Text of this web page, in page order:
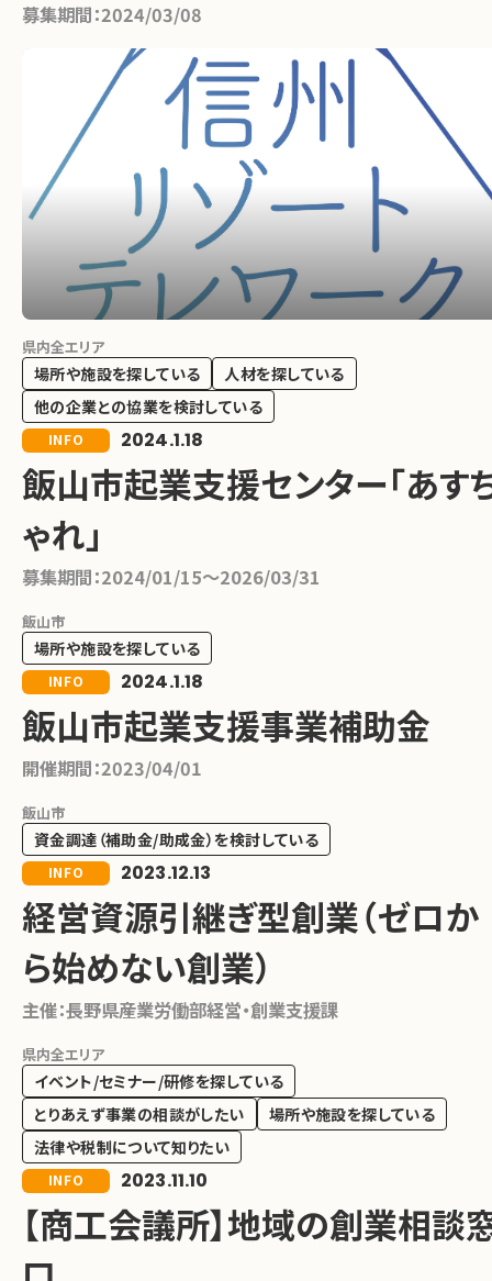
募集期間：2024/03/08
県内全エリア
場所や施設を探している
人材を探している
他の企業との協業を検討している
INFO 2024.1.18
飯山市起業支援センター「あす
ゃれ」
募集期間：2024/01/15〜2026/03/31
飯山市
場所や施設を探している
INFO 2024.1.18
飯山市起業支援事業補助金
開催期間：2023/04/01
飯山市
資金調達（補助金/助成金）を検討している
INFO 2023.12.13
経営資源引継ぎ型創業（ゼロか
ら始めない創業）
主催：長野県産業労働部経営・創業支援課
県内全エリア
イベント/セミナー/研修を探している
とりあえず事業の相談がしたい
場所や施設を探している
法律や税制について知りたい
INFO 2023.11.10
【商工会議所】地域の創業相談